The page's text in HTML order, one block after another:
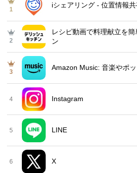
1
iシェアリング - 位置情報
2
レシピ動画で料理献立を
ン
3
Amazon Music: 音楽やポ
4 Instagram
5 LINE
6 X